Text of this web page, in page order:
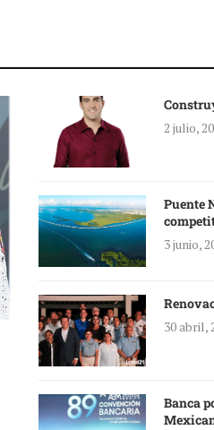
2 julio,
Puente
3 junio,
30 abril,
Banca